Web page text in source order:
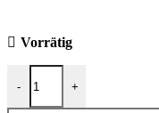
Vorrätig
-
Postkarte "Läuft" | DIN
+